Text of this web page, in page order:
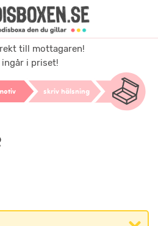
till mottagaren!
ingår i priset!
skriv hälsning